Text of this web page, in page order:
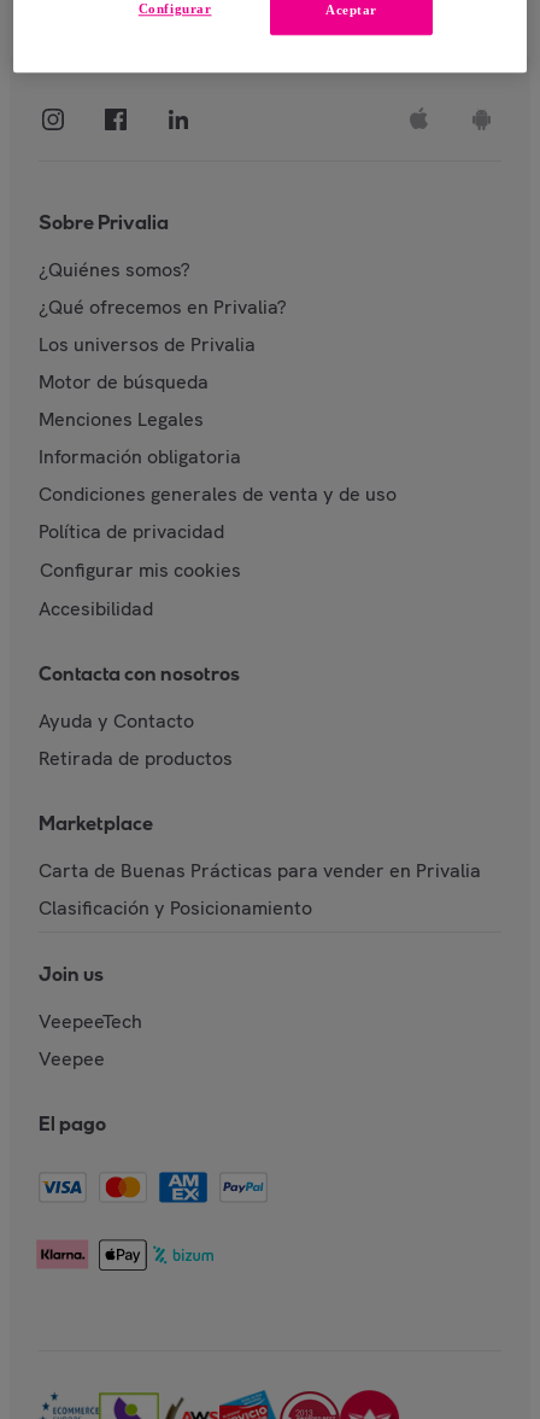
Sobre Privalia
¿Quiénes somos?
¿Qué ofrecemos en Privalia?
Los universos de Privalia
Motor de búsqueda
Menciones Legales
Información obligatoria
Condiciones generales de venta y de uso
Política de privacidad
Configurar mis cookies
Accesibilidad
Contacta con nosotros
Ayuda y Contacto
Retirada de productos
Marketplace
Carta de Buenas Prácticas para vender en Privalia
Clasificación y Posicionamiento
Join us
VeepeeTech
Veepee
El pago
Aceptar
Configurar